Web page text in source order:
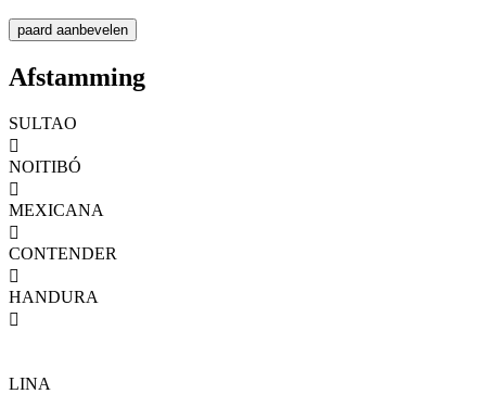
Afstamming
SULTAO

NOITIBÓ

MEXICANA

CONTENDER

HANDURA

LINA